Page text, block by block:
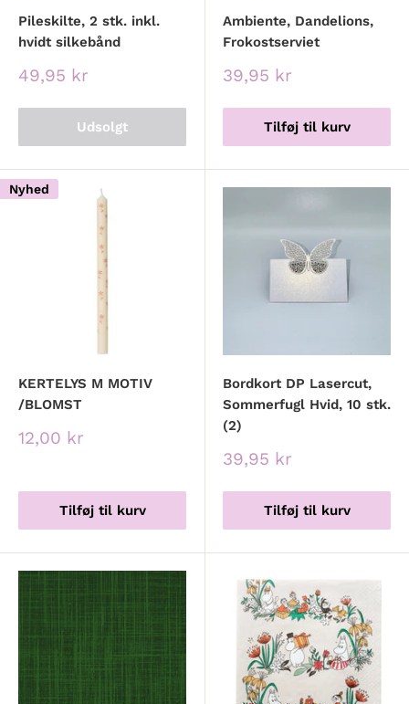
give din barnedåbsfest det perfekte udtryk. Vores
dedikerede personale står klar til at hjælpe dig med at
skabe en unik og mindeværdig festoplevelse for dig og
Pileskilte, 2 stk. inkl.
hvidt silkebånd
Udsalgspris
49,95 kr
Udsolgt
Ambiente, Dandelions,
Frokostserviet
Udsalgspris
39,95 kr
Tilføj til kurv
Nyhed
KERTELYS M MOTIV
/BLOMST
Udsalgspris
12,00 kr
Tilføj til kurv
Bordkort DP Lasercut,
Sommerfugl Hvid, 10 stk.
(2)
Udsalgspris
39,95 kr
Tilføj til kurv